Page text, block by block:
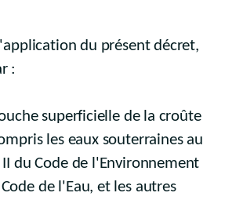
du présent décret,
:
superficielle de la croûte
les eaux souterraines au
II du Code de l'Environnement
de l'Eau, et les autres